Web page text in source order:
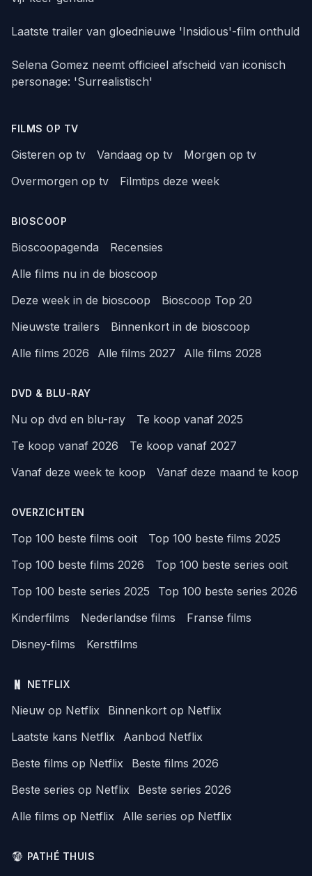
Laatste trailer van gloednieuwe 'Insidious'-film onthuld
Selena Gomez neemt officieel afscheid van iconisch
personage: 'Surrealistisch'
FILMS OP TV
Gisteren op tv Vandaag op tv
Morgen op tv
Overmorgen op tv
Filmtips deze week
BIOSCOOP
Bioscoopagenda
Recensies
Alle films nu in de bioscoop
Deze week in de bioscoop
Bioscoop Top 20
Nieuwste trailers
Binnenkort in de bioscoop
Alle films 2026
Alle films 2027 Alle films 2028
DVD & BLU-RAY
Nu op dvd en blu-ray
Te koop vanaf 2025
Te koop vanaf 2026
Te koop vanaf 2027
Vanaf deze week te koop
Vanaf deze maand te koop
OVERZICHTEN
Top 100 beste films ooit
Top 100 beste films 2025
Top 100 beste films 2026
Top 100 beste series ooit
Top 100 beste series 2025
Top 100 beste series 2026
Kinderfilms
Nederlandse films
Franse films
Disney-films
Kerstfilms
NETFLIX
Nieuw op Netflix
Binnenkort op Netflix
Laatste kans Netflix
Aanbod Netflix
Beste films op Netflix
Beste films 2026
Beste series op Netflix
Beste series 2026
Alle films op Netflix
Alle series op Netflix
PATHÉ THUIS